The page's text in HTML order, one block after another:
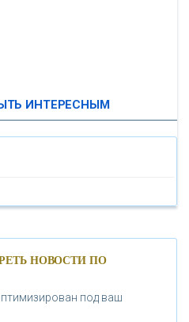
ИНТЕРЕСНЫМ
НОВОСТИ ПО
под ваш